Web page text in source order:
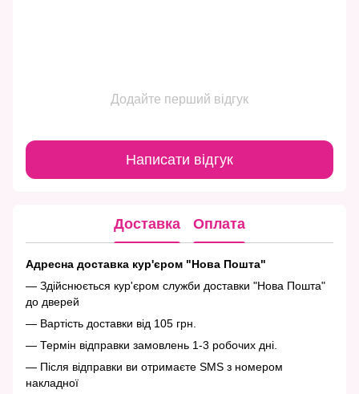
Додайте перший відгук
Написати відгук
Доставка Оплата
Адресна доставка кур'єром "Нова Пошта"
— Здійснюється кур'єром служби доставки "Нова Пошта"
до дверей
— Вартість доставки від 105 грн.
— Термін відправки замовлень 1-3 робочих дні.
— Після відправки ви отримаєте SMS з номером
накладної